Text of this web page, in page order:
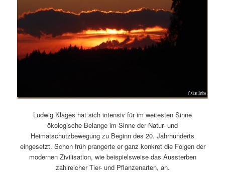
Ludwig Klages hat sich intensiv für im weitesten Sinne
ökologische Belange im Sinne der Natur- und
Heimatschutzbewegung zu Beginn des 20. Jahrhunderts
eingesetzt. Schon früh prangerte er ganz konkret die Folgen der
modernen Zivilisation, wie beispielsweise das Aussterben
zahlreicher Tier- und Pflanzenarten, an.